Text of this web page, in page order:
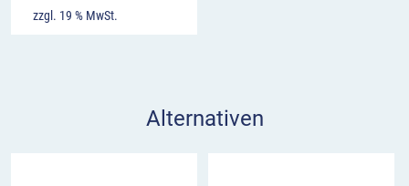
zzgl. 19 % MwSt.
Alternativen